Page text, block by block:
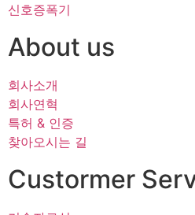
신호증폭기
About us
회사소개
회사연혁
특허 & 인증
찾아오시는 길
Custormer